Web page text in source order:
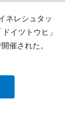
ネレシュタッ
イツトウヒ」
催された。